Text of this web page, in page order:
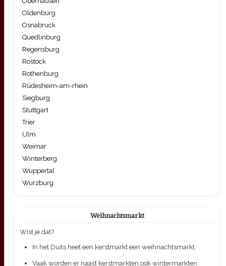
Oldenburg
Osnabruck
Quedlinburg
Regensburg
Rostock
Rothenburg
Rüdesheim-am-rhein
Siegburg
Stuttgart
Trier
Ulm
Weimar
Winterberg
Wuppertal
Wurzburg
Weihnachtsmarkt
Wist je dat?
In het Duits heet een kerstmarkt een weihnachtsmarkt.
Vaak worden er naast kerstmarkten ook wintermarkten